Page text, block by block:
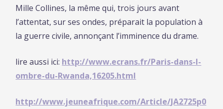
Mille Collines, la même qui, trois jours avant
l’attentat, sur ses ondes, préparait la population à
la guerre civile, annonçant l’imminence du drame.
lire aussi ici: http://www.ecrans.fr/Paris-dans-l-
ombre-du-Rwanda,16205.html
http://www.jeuneafrique.com/Article/JA2725p0